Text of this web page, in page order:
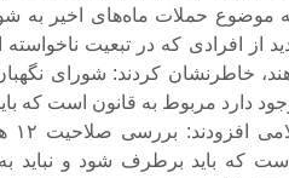
موضوع حملات ماه‌های اخیر به
از افرادی که در تبعیت
خاطرنشان کردند: شورای
دارد مربوط به قانون است که
که باید برطرف شود و نباید